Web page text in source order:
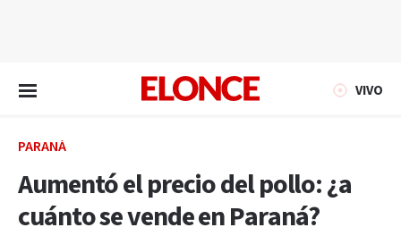
VIVO
PARANÁ
Aumentó el precio del pollo: ¿a
cuánto se vende en Paraná?